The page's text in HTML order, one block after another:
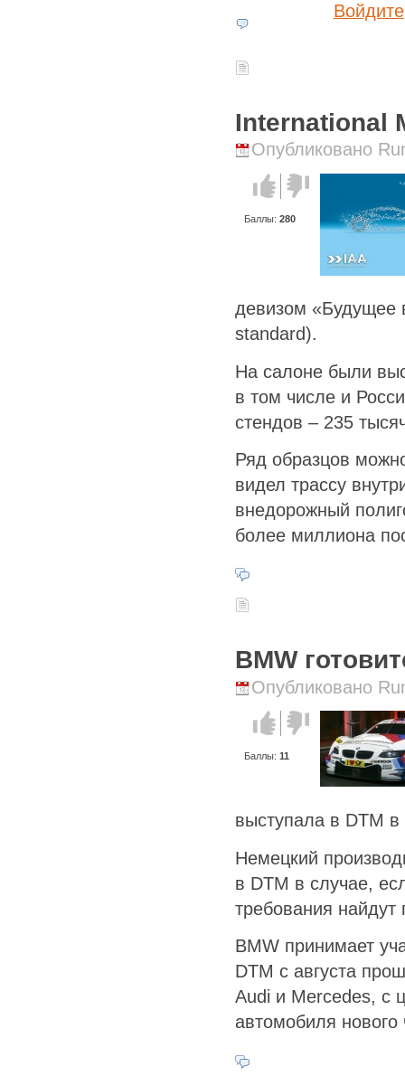
Войдите
International
Опубликовано
Голос за!Голос
против!
Баллы: 280
девизом «Будущее
standard).
На салоне были
в том числе и
стендов – 235
Ряд образцов
видел трассу
внедорожный
более миллиона
BMW
Опубликовано
Голос за!Голос
против!
Баллы: 11
выступала в DTM в
Немецкий
в DTM в случае,
требования найдут
BMW принимает
DTM с августа
Audi и Mercedes, с
автомобиля нового